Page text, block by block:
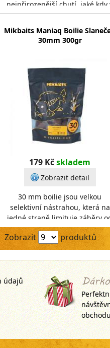
nejpřirozenější chutí, jaké kdy
Mikbaits vyrobili. Při jeho
byl kladen
Mikbaits Maniaq Boilie
30mm 300gr
179 Kčskladem
Zobrazit detail
30 mm boilie jsou velkou
selektivní nástrahou, která na
jedné straně limituje záběry
nechtěných ryb, a naopak je
lákavá pro velké trofejn
Zobrazit produktů
údajů